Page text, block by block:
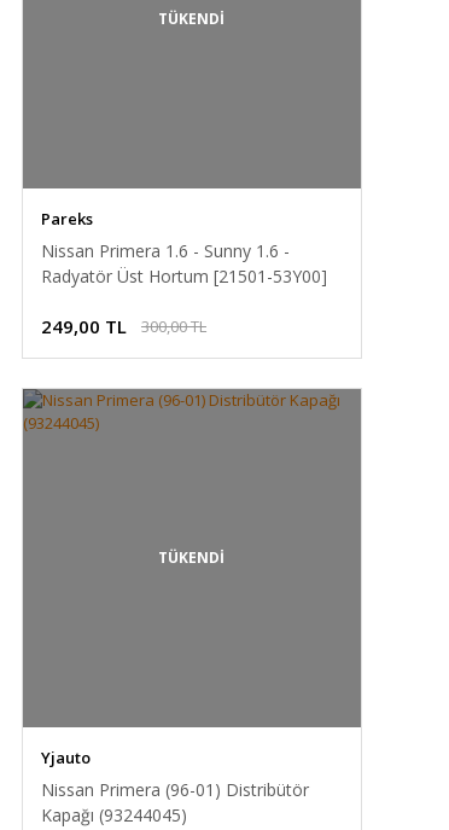
TÜKENDİ
Pareks
Nissan Primera 1.6 - Sunny 1.6 -
Radyatör Üst Hortum [21501-53Y00]
249,00 TL 300,00 TL
TÜKENDİ
Yjauto
Nissan Primera (96-01) Distribütör
Kapağı (93244045)